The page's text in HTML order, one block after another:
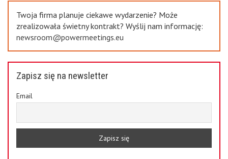
Twoja firma planuje ciekawe wydarzenie? Może
zrealizowała świetny kontrakt? Wyślij nam informację:
newsroom@powermeetings.eu
Zapisz się na newsletter
Email